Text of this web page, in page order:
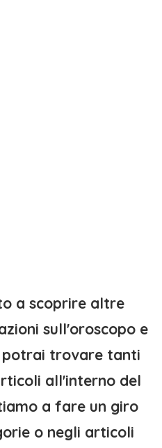
a scoprire altre
sull'oroscopo e
potrai trovare tanti
all'interno del
a fare un giro
o negli articoli